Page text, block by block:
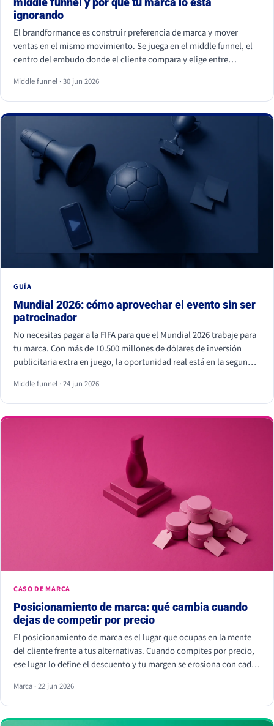
ignorando
El brandformance es construir preferencia de marca y mover
ventas en el mismo movimiento. Se juega en el middle funnel, el
centro del embudo donde el cliente compara y elige entre
invierte en los extremos (notoriedad y precio) y deja ese centro
vacío, que es justo donde se gana o se pierde la venta frente a la
marca blanca.
Middle funnel · 30 jun 2026
GUÍA
Mundial 2026: cómo aprovechar el evento sin ser
patrocinador
No necesitas pagar a la FIFA para que el Mundial 2026 trabaje para
tu marca. Con más de 10.500 millones de dólares de inversión
publicitaria extra en juego, la oportunidad real está en la segunda
estadio. Eso sí, hay líneas que no se cruzan: usar los símbolos
oficiales de la FIFA puede salir muy caro.
Middle funnel · 24 jun 2026
CASO DE MARCA
Posicionamiento de marca: qué cambia cuando
dejas de competir por precio
El posicionamiento de marca es el lugar que ocupas en la mente
del cliente frente a tus alternativas. Cuando compites por precio,
ese lugar lo define el descuento y tu margen se erosiona con cada
por elegirte: Kantar calcula que las marcas percibidas como
significativamente diferentes consiguen que se pague hasta un
38% más.
Marca · 22 jun 2026